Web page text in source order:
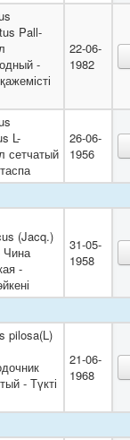
Pall-
-
22-06-
1982
L-
сетчатый
26-06-
1956
(Jacq.)
Чина
-
31-05-
1958
pilosa(L)
- Түкті
21-06-
1968